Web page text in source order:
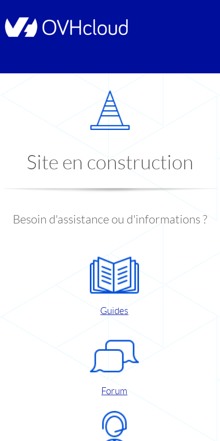
Site en construction
Besoin d'assistance ou d'informations ?
Guides
Forum